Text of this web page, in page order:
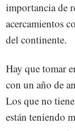
importancia de
acercamientos
del continente.
Hay que tomar
con un año de
Los que no
están teniendo